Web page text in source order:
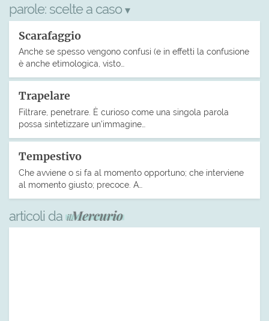
parole: scelte a caso ▾
Scarafaggio
Anche se spesso vengono confusi (e in effetti la confusione
è anche etimologica, visto…
Trapelare
Filtrare, penetrare. È curioso come una singola parola
possa sintetizzare un’immagine…
Tempestivo
Che avviene o si fa al momento opportuno; che interviene
al momento giusto; precoce. A…
articoli da